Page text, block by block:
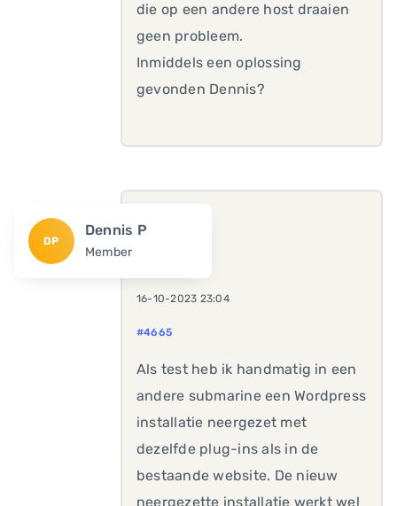
die op een andere host draaien
geen probleem.
Inmiddels een oplossing
gevonden Dennis?
DP
Dennis P
Member
16-10-2023 23:04
#4665
Als test heb ik handmatig in een
andere submarine een Wordpress
installatie neergezet met
dezelfde plug-ins als in de
bestaande website. De nieuw
neergezette installatie werkt wel